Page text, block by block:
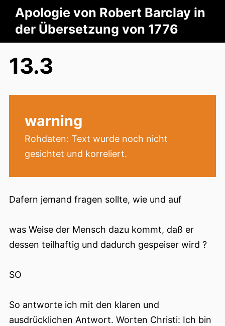
Apologie von Robert Barclay in
der Übersetzung von 1776
13.3
warning
Rohdaten: Text wurde noch nicht
gesichtet und korreliert.
Dafern jemand fragen sollte, wie und auf
was Weise der Mensch dazu kommt, daß er
dessen teilhaftig und dadurch gespeiser wird ?
SO
So antworte ich mit den klaren und
ausdrücklichen Antwort. Worten Christi: Ich bin